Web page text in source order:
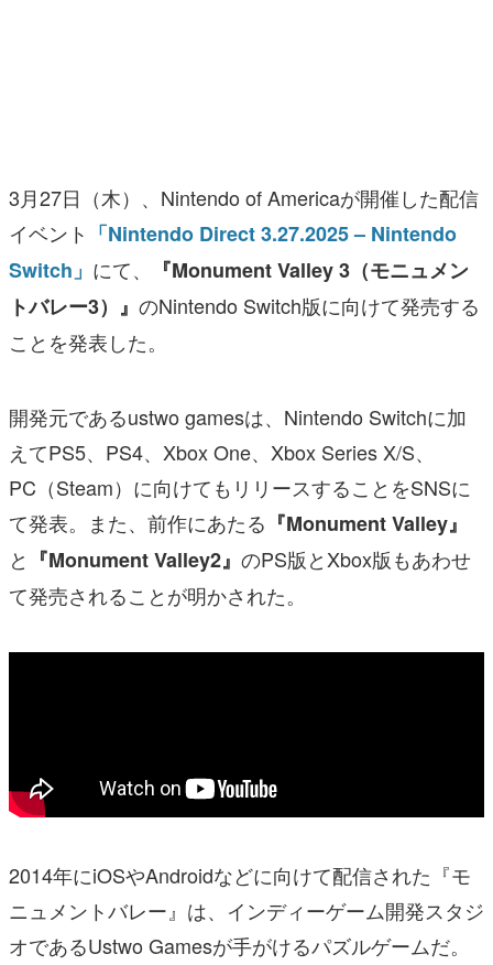
電ファミニコゲーマーとは？
運営：株式会社マレ
3月27日（木）、Nintendo of Americaが開催した配信
イベント 「Nintendo Direct 3.27.2025 – Nintendo
Switch」 にて、
『Monument Valley 3（モニュメン
トバレー3）』 のNintendo Switch版に向けて発売する
ことを発表した。
開発元であるustwo gamesは、Nintendo Switchに加
えてPS5、PS4、Xbox One、Xbox Series X/S、
PC（Steam）に向けてもリリースすることをSNSに
て発表。また、前作にあたる 『Monument Valley』
と 『Monument Valley2』 のPS版とXbox版もあわせ
て発売されることが明かされた。
2014年にiOSやAndroidなどに向けて配信された『モ
ニュメントバレー』は、インディーゲーム開発スタジ
オであるUstwo Gamesが手がけるパズルゲームだ。